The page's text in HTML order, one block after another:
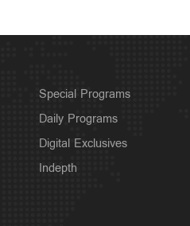
Special Programs
Daily Programs
Digital Exclusives
Indepth